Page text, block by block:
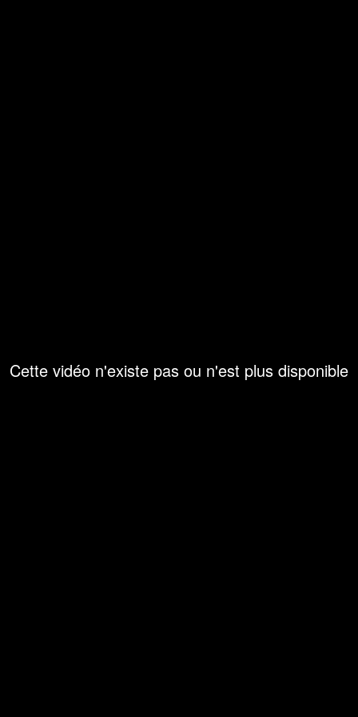
Cette vidéo n'existe pas ou n'est plus disponible